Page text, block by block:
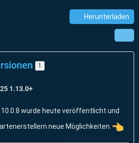
Herunterladen
1
1.13.0+
10.0.8 wurde heute veröffentlicht und
neue Möglichkeiten.